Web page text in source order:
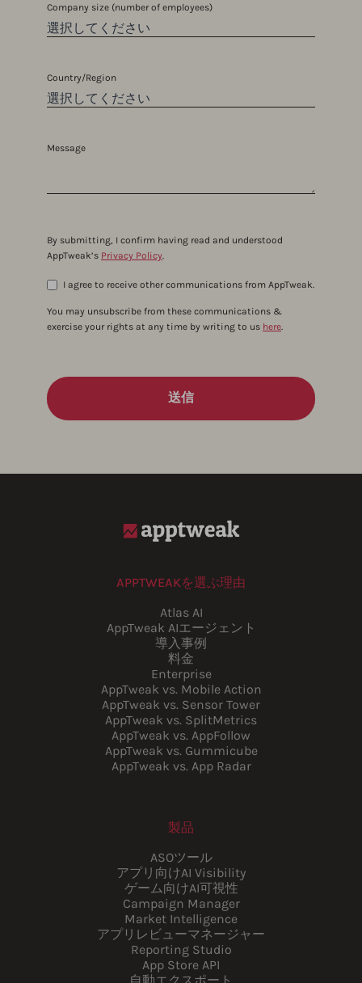
Company size (number of employees)
Country/Region
Message
By submitting, I confirm having read and understood
AppTweak’s Privacy Policy.
I agree to receive other communications from AppTweak.
You may unsubscribe from these communications &
exercise your rights at any time by writing to us here.
APPTWEAKを選ぶ理由
Atlas AI
AppTweak AIエージェント
導入事例
料金
Enterprise
AppTweak vs. Mobile Action
AppTweak vs. Sensor Tower
AppTweak vs. SplitMetrics
AppTweak vs. AppFollow
AppTweak vs. Gummicube
AppTweak vs. App Radar
製品
ASOツール
アプリ向けAI Visibility
ゲーム向けAI可視性
Campaign Manager
Market Intelligence
アプリレビューマネージャー
Reporting Studio
App Store API